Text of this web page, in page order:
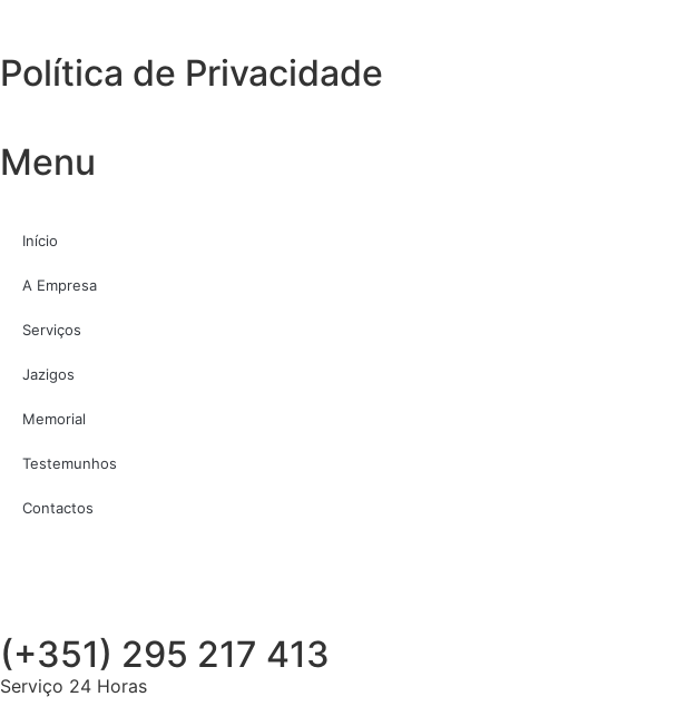
Política de Privacidade
Menu
Início
A Empresa
Serviços
Jazigos
Memorial
Testemunhos
Contactos
(+351) 295 217 413
Serviço 24 Horas